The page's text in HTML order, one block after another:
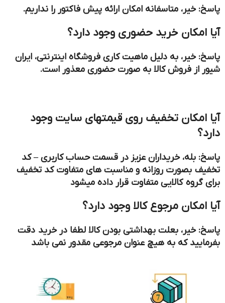
پاسخ: خیر، متاسفانه امکان ارائه پیش فاکتور را نداریم.
آیا امکان خرید حضوری وجود دارد؟
پاسخ: خیر، به دلیل ماهیت کاری فروشگاه اینترنتی، ایران
شیور از فروش کالا به صورت حضوری معذور است.
آیا امکان تخفیف روی قیمتهای سایت وجود
دارد؟
پاسخ: بله، خریداران عزیز در قسمت حساب کاربری – کد
تخفیف بصورت روزانه و مناسبت های متفاوت کد تخفیف
برای گروه کالایی متفاوت قرار داده میشود
آیا امکان مرجوع کالا وجود دارد؟
پاسخ: خیر، بعلت بهداشتی بودن کالا لطفا در خرید دقت
بفرمایید که به هیچ عنوان مرجوعی مقدور نمی باشد